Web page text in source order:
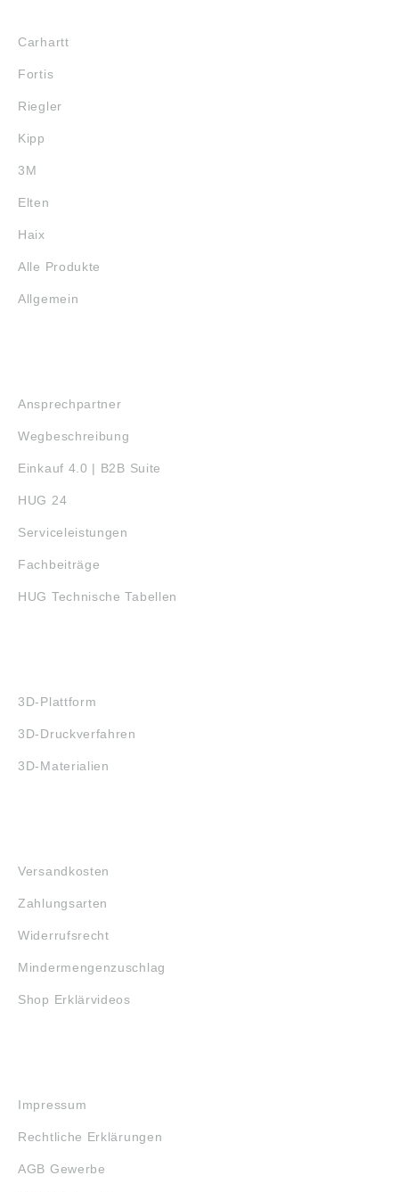
Carhartt
Fortis
Riegler
Kipp
3M
Elten
Haix
Alle Produkte
Allgemein
Ansprechpartner
Wegbeschreibung
Einkauf 4.0 | B2B Suite
HUG 24
Serviceleistungen
Fachbeiträge
HUG Technische Tabellen
3D-Plattform
3D-Druckverfahren
3D-Materialien
Versandkosten
Zahlungsarten
Widerrufsrecht
Mindermengenzuschlag
Shop Erklärvideos
Impressum
Rechtliche Erklärungen
AGB Gewerbe